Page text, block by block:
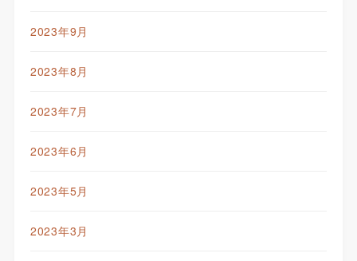
2023年9月
2023年8月
2023年7月
2023年6月
2023年5月
2023年3月